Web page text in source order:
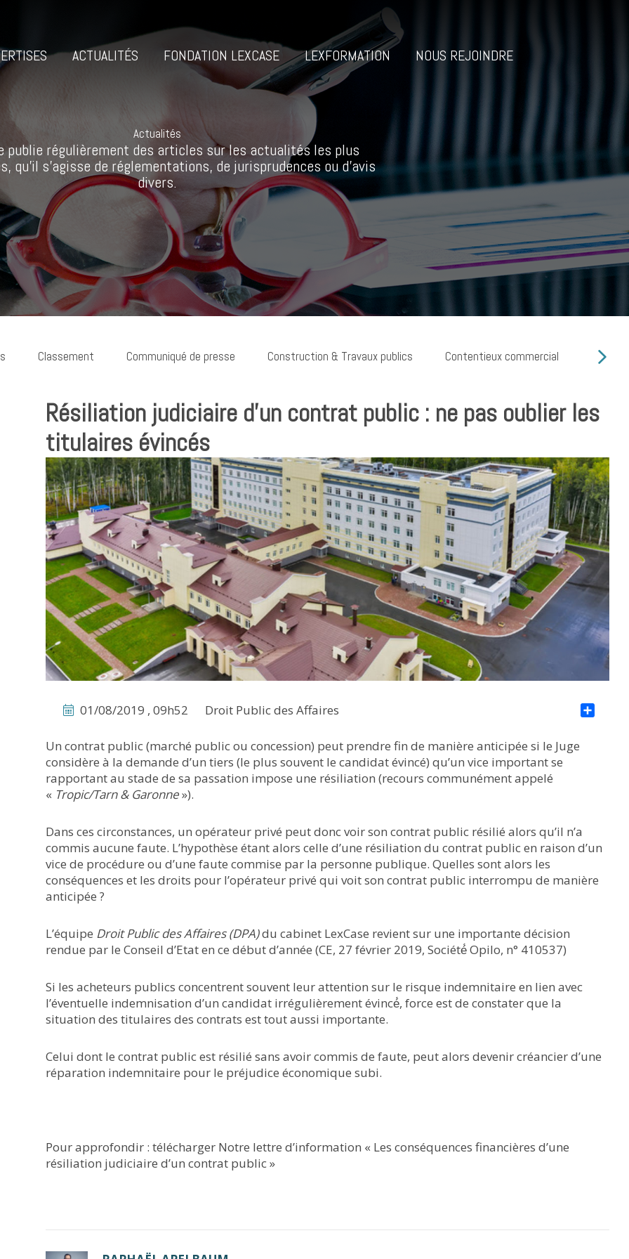
ACTUALITÉS FONDATION LEXCASE LEXFORMATION
NOUS REJOINDRE
Actualités
publie régulièrement des articles sur les actualités les plus
qu’il s’agisse de réglementations, de jurisprudences ou d’avis
divers.
Classement Communiqué de presse Construction & Travaux publics Contentieux commercial Cyber
Résiliation judiciaire d’un contrat public : ne pas oublier les
titulaires évincés
01/08/2019 , 09h52 Droit Public des Affaires
Un contrat public (marché public ou concession) peut prendre fin de manière anticipée si le Juge
considère à la demande d’un tiers (le plus souvent le candidat évincé) qu’un vice important se
rapportant au stade de sa passation impose une résiliation (recours communément appelé
« Tropic/Tarn & Garonne»).
Dans ces circonstances, un opérateur privé peut donc voir son contrat public résilié alors qu’il n’a
commis aucune faute. L’hypothèse étant alors celle d’une résiliation du contrat public en raison d’un
vice de procédure ou d’une faute commise par la personne publique. Quelles sont alors les
conséquences et les droits pour l’opérateur privé qui voit son contrat public interrompu de manière
anticipée ?
L’équipe Droit Public des Affaires (DPA)du cabinet LexCase revient sur une importante décision
rendue par le Conseil d’Etat en ce début d’année (CE, 27 février 2019, Société́ Opilo, n° 410537)
Si les acheteurs publics concentrent souvent leur attention sur le risque indemnitaire en lien avec
l’éventuelle indemnisation d’un candidat irrégulièrement évincé́, force est de constater que la
situation des titulaires des contrats est tout aussi importante.
Celui dont le contrat public est résilié sans avoir commis de faute, peut alors devenir créancier d’une
réparation indemnitaire pour le préjudice économique subi.
Pour approfondir : télécharger Notre lettre d’information « Les conséquences financières d’une
résiliation judiciaire d’un contrat public »